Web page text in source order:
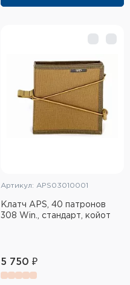
Артикул: APS03010001
Клатч APS, 40 патронов
308 Win., стандарт, койот
5 750 ₽